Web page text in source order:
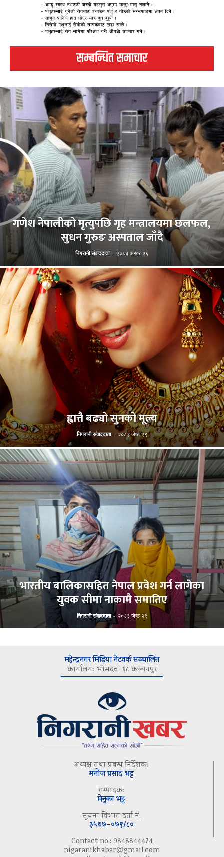
सम्बन्धित समाचार
गणेश नेपालीको मृत्युपछि गृह मन्त्रालयमा छलफल,
सुधन गुरुङ अस्पताल जाँदै
निगरानी संवाददाता - २०८३ असार २६
ह्वात्तै बढ्यो सुनको मूल्य
निगरानी संवाददाता - २०८३ जेष्ठ २९
भारतीय बालिकासहित नेपाल प्रवेश गर्न लागेका
युवक सीमा नाकामै समातिए
निगरानी संवाददाता - २०८३ जेष्ठ २९
महेन्द्रनगर मिडिया नेटवर्क सञ्चालित
कार्यालयः भीमदत्त–१८ कञ्चनपुर
अध्यक्ष तथा प्रबन्ध निर्देशकः
मनोज प्रसाद भट्ट
सम्पादकः
मेनुका भट्ट
सूचना विभाग दर्ता नं.
३५७७–०७९/८०
Contact no.: 9848844474
nigaranikhabar@gmail.com